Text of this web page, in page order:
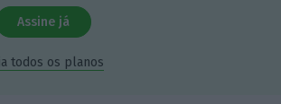
Assine já
todos os planos